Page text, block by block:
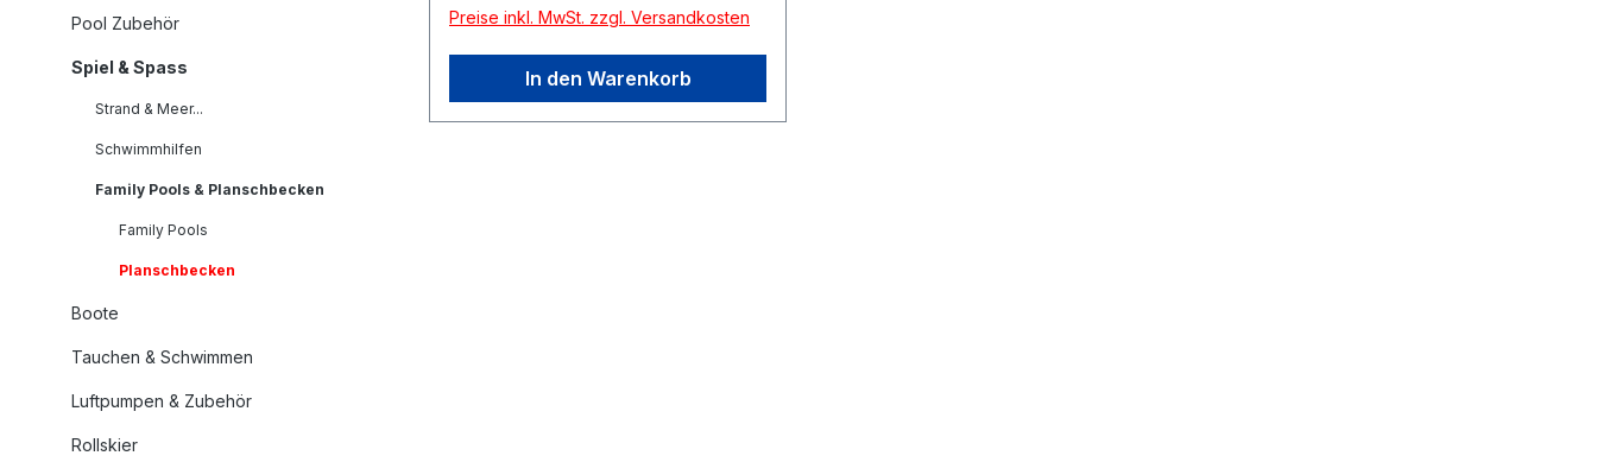
Pool Zubehör
Spiel & Spass
Strand & Meer...
Schwimmhilfen
Family Pools & Planschbecken
Family Pools
Planschbecken
Boote
Tauchen & Schwimmen
Luftpumpen & Zubehör
Rollskier
Preise inkl. MwSt. zzgl. Versandkosten
In den Warenkorb